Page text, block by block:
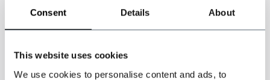
Consent Details About
This website uses cookies
We use cookies to personalise content and ads, to
les mesures encentimètres